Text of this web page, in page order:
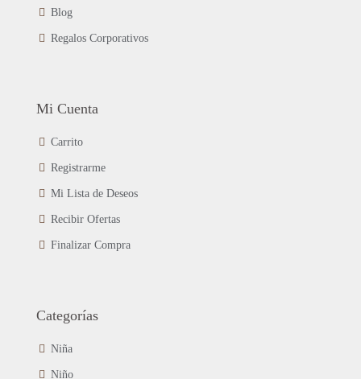
Blog
Regalos Corporativos
Mi Cuenta
Carrito
Registrarme
Mi Lista de Deseos
Recibir Ofertas
Finalizar Compra
Categorías
Niña
Niño